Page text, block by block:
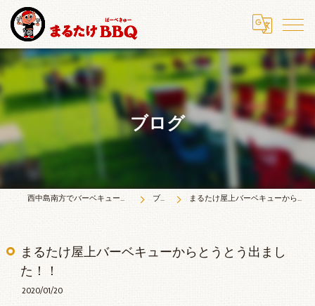
ブログ
西中島南方でバーベキューならまるたけＢＢＱ ブログ まるたけ屋上バーベキューからとうとう出ました！！
まるたけ屋上バーベキューからとうとう出まし
た！！
2020/01/20